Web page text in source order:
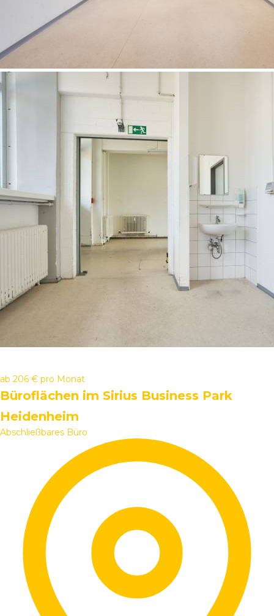
ab 206 € pro Monat
Büroflächen im Sirius Business Park
Heidenheim
Abschließbares Büro